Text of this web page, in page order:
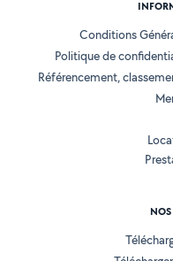
Conditions
Politique de
Référencement,